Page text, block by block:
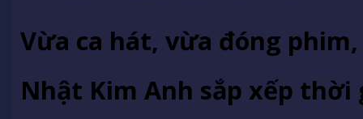
Vừa ca hát, vừa đóng
Nhật Kim Anh sắp xếp